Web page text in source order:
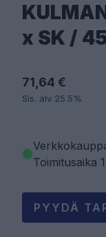
x SK /
71,64 €
Sis. alv 25.5%
Toimitusaika
PYYDÄ